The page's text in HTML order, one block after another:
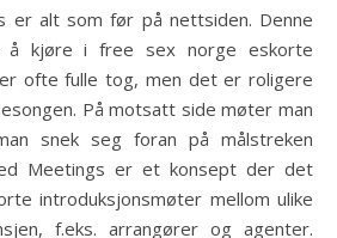
er alt som før på nettsiden. Denne
å kjøre i free sex norge eskorte
ofte fulle tog, men det er roligere
På motsatt side møter man
snek seg foran på målstreken
Meetings er et konsept der det
introduksjonsmøter mellom ulike
f.eks. arrangører og agenter.